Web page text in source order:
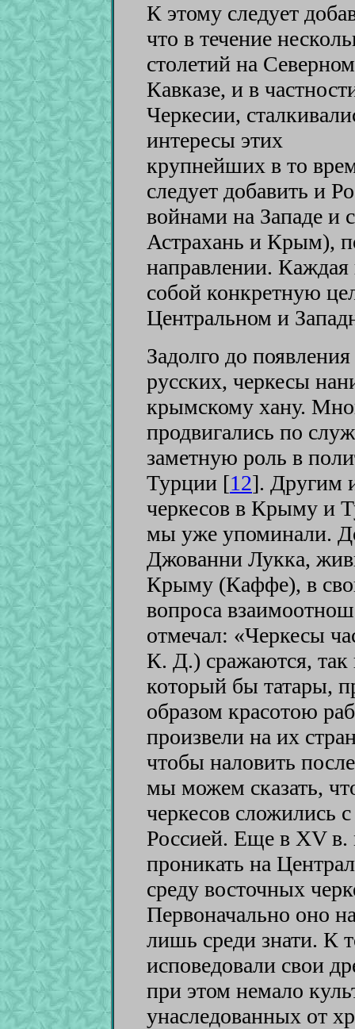
К этому следует
что в течение
столетий на Северном
Кавказе, и в
Черкесии,
интересы этих
крупнейших в то
следует добавить и
войнами на Западе и
Астрахань и Крым),
направлении. Каждая
собой конкретную
Центральном и
Задолго до
русских, черкесы
крымскому хану.
продвигались по
заметную роль в
Турции [12]. Другим
черкесов в Крыму и
мы уже упоминали.
Джованни Лукка,
Крыму (Каффе), в
вопроса
отмечал: «Черкесы
К. Д.) сражаются, так
который бы татары,
образом красотою
произвели на их
чтобы наловить
мы можем сказать,
черкесов сложились
Россией. Еще в XV в.
проникать на
среду восточных
Первоначально оно
лишь среди знати. К
исповедовали свои
при этом немало
унаследованных от